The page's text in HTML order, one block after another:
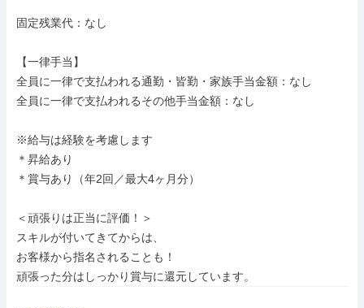
固定残業代：なし
【一律手当】
全員に一律で支払われる通勤・皆勤・家族手当金額：なし
全員に一律で支払われるその他手当金額：なし
※給与は経験を考慮します
＊昇給あり
＊賞与あり（年2回／最大4ヶ月分）
＜頑張りは正当に評価！＞
スキルが付いてきてからは、
お客様から指名されることも！
頑張った分はしっかり賞与に還元しています。